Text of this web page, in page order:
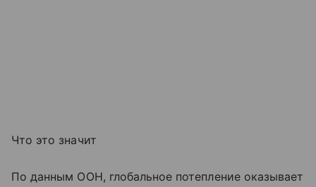
Что это значит
По данным ООН, глобальное потепление оказывает